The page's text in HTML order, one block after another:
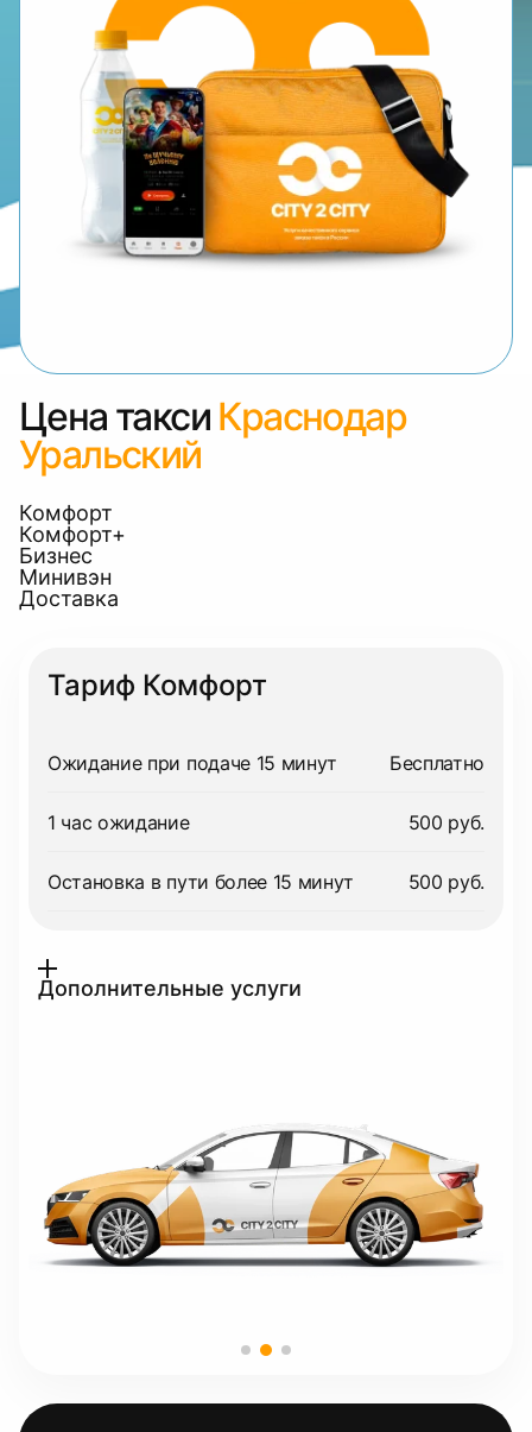
Цена такси Краснодар
Уральский
Комфорт
Комфорт+
Бизнес
Минивэн
Доставка
Тариф Комфорт
Ожидание при подаче 15 минут Бесплатно
1 час ожидание 500 руб.
Остановка в пути более 15 минут 500 руб.
Дополнительные услуги